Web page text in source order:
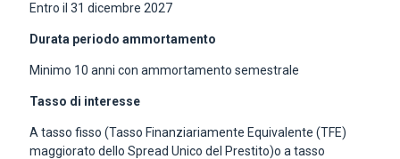
Entro il 31 dicembre 2027
Durata periodo ammortamento
Minimo 10 anni con ammortamento semestrale
Tasso di interesse
A tasso fisso (Tasso Finanziariamente Equivalente (TFE)
maggiorato dello Spread Unico del Prestito)o a tasso